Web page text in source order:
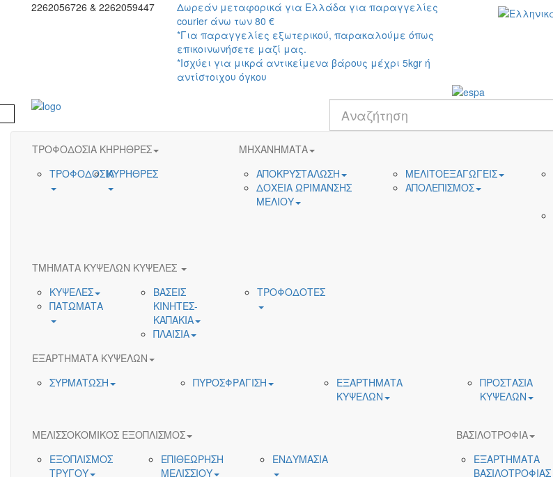
2262056726 & 2262059447
Δωρεάν μεταφορικά για Ελλάδα για παραγγελίες
courier άνω των 80 €
*Για παραγγελίες εξωτερικού, παρακαλούμε όπως
επικοινωνήσετε μαζί μας.
*Ισχύει για μικρά αντικείμενα βάρους μέχρι 5kgr ή
αντίστοιχου όγκου
ΤΡΟΦΟΔΟΣΙΑ ΚΗΡΗΘΡΕΣ
ΤΡΟΦΟΔΟΣΙΑΚΥΡΗΘΡΕΣ
ΜΗΧΑΝΗΜΑΤΑ
ΑΠΟΚΡΥΣΤΑΛΩΣΗ
ΔΟΧΕΙΑ ΩΡΙΜΑΝΣΗΣ
ΜΕΛΙΟΥ
ΜΕΛΙΤΟΕΞΑΓΩΓΕΙΣ
ΑΠΟΛΕΠΙΣΜΟΣ
ΤΜΗΜΑΤΑ ΚΥΨΕΛΩΝ ΚΥΨΕΛΕΣ
ΚΥΨΕΛΕΣ
ΠΑΤΩΜΑΤΑ
ΒΑΣΕΙΣ
ΚΙΝΗΤΕΣ-
ΚΑΠΑΚΙΑ
ΠΛΑΙΣΙΑ
ΤΡΟΦΟΔΟΤΕΣ
ΕΞΑΡΤΗΜΑΤΑ ΚΥΨΕΛΩΝ
ΣΥΡΜΑΤΩΣΗ
ΠΥΡΟΣΦΡΑΓΙΣΗ
ΕΞΑΡΤΗΜΑΤΑ
ΚΥΨΕΛΩΝ
ΠΡΟΣΤΑΣΙΑ
ΚΥΨΕΛΩΝ
ΜΕΛΙΣΣΟΚΟΜΙΚΟΣ ΕΞΟΠΛΙΣΜΟΣ
ΕΞΟΠΛΙΣΜΟΣ
ΤΡΥΓΟΥ
ΕΠΙΘΕΩΡΗΣΗ
ΜΕΛΙΣΣΙΟΥ
ΕΝΔΥΜΑΣΙΑ
ΒΑΣΙΛΟΤΡΟΦΙΑ
ΕΞΑΡΤΗΜΑΤΑ
ΒΑΣΙΛΟΤΡΟΦΙΑΣ
Προσβασιμότητα